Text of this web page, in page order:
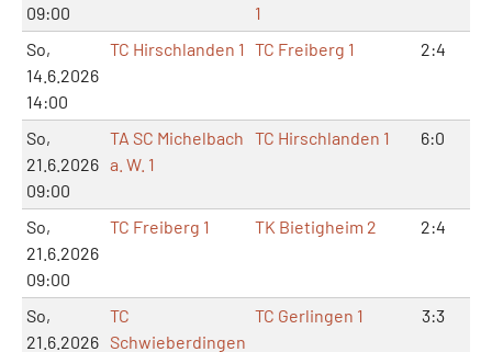
09:00
1
So,
14.6.2026
14:00
TC Hirschlanden 1 TC Freiberg 1 2:4
So,
21.6.2026
09:00
TA SC Michelbach
a. W. 1
TC Hirschlanden 1 6:0
So,
21.6.2026
09:00
TC Freiberg 1 TK Bietigheim 2 2:4
So,
21.6.2026
TC
Schwieberdingen
TC Gerlingen 1 3:3